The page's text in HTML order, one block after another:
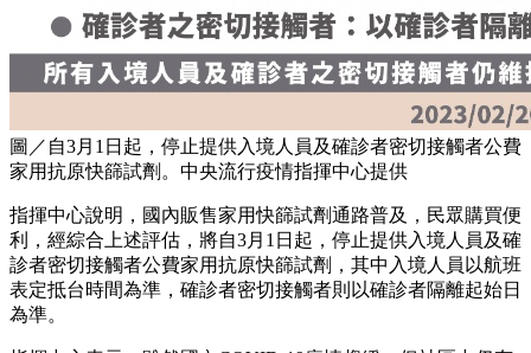
圖／自3月1日起，停止提供入境人員及確診者密切接觸者公費
家用抗原快篩試劑。中央流行疫情指揮中心提供
指揮中心說明，國內販售家用快篩試劑通路普及，民眾購買便
利，經綜合上述評估，將自3月1日起，停止提供入境人員及確
診者密切接觸者公費家用抗原快篩試劑，其中入境人員以航班
表定抵台時間為準，確診者密切接觸者則以確診者隔離起始日
為準。